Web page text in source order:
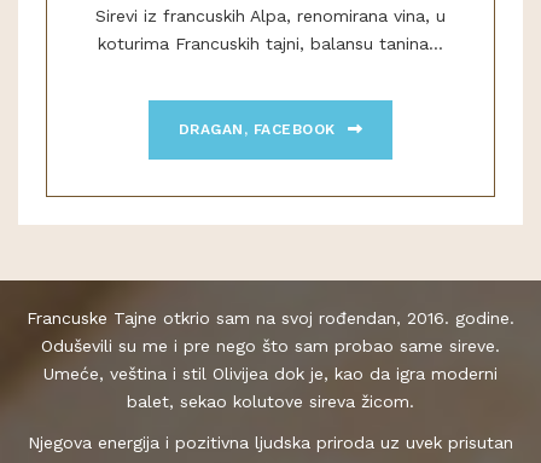
Sirevi iz francuskih Alpa, renomirana vina, u
koturima Francuskih tajni, balansu tanina...
DRAGAN, FACEBOOK
Francuske Tajne otkrio sam na svoj rođendan, 2016. godine.
Oduševili su me i pre nego što sam probao same sireve.
Umeće, veština i stil Olivijea dok je, kao da igra moderni
balet, sekao kolutove sireva žicom.
Njegova energija i pozitivna ljudska priroda uz uvek prisutan